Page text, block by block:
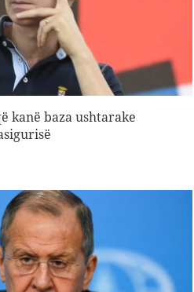
kanë baza ushtarake